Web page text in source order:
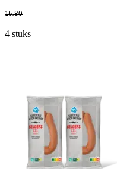
15.80
4 stuks